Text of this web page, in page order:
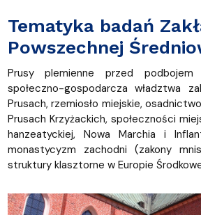
Tematyka badań
Powszechnej
Prusy plemienne przed podbojem
społeczno-gospodarcza władztwa
Prusach, rzemiosło miejskie,
Prusach Krzyżackich, społeczności
hanzeatyckiej, Nowa Marchia i
monastycyzm zachodni (zakony
struktury klasztorne w Europie